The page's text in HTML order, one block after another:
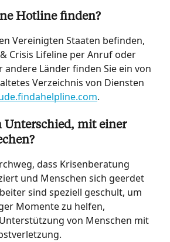
Hotline finden?
Vereinigten Staaten befinden,
Crisis Lifeline per Anruf oder
andere Länder finden Sie ein von
Verzeichnis von Diensten
.
Unterschied, mit einer
dass Krisenberatung
und Menschen sich geerdet
sind speziell geschult, um
Momente zu helfen,
von Menschen mit